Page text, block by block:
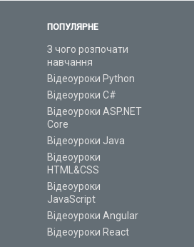
ПОПУЛЯРНЕ
З чого розпочати
навчання
Відеоуроки Python
Відеоуроки C#
Відеоуроки ASP.NET
Core
Відеоуроки Java
Відеоуроки
HTML&CSS
Відеоуроки
JavaScript
Відеоуроки Angular
Відеоуроки React